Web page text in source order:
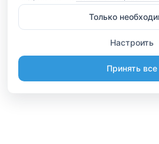
Только
Настроить
Принять все